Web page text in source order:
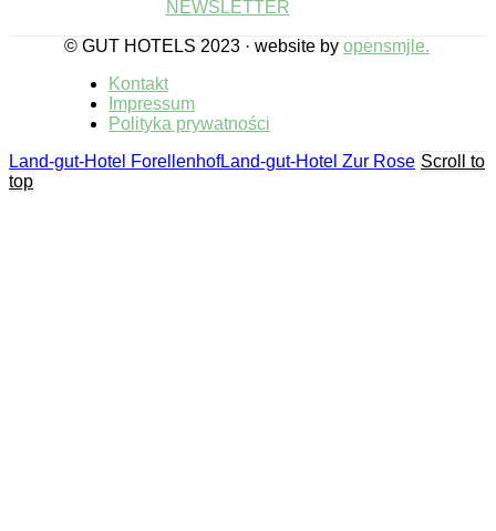
NEWSLETTER
© GUT HOTELS 2023 · website by opensmjle.
Kontakt
Impressum
Polityka prywatności
Land-gut-Hotel ForellenhofLand-gut-Hotel Zur Rose Scroll to
top